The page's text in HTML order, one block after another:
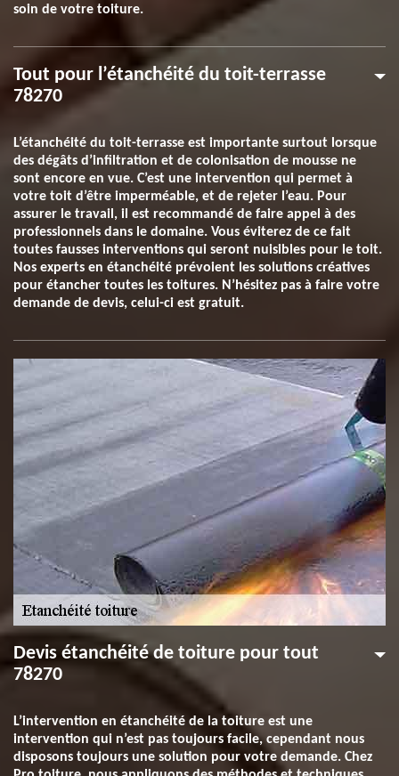
soin de votre toiture.
Tout pour l’étanchéité du toit-terrasse
78270
L’étanchéité du toit-terrasse est importante surtout lorsque
des dégâts d’infiltration et de colonisation de mousse ne
sont encore en vue. C’est une intervention qui permet à
votre toit d’être imperméable, et de rejeter l’eau. Pour
assurer le travail, il est recommandé de faire appel à des
professionnels dans le domaine. Vous éviterez de ce fait
toutes fausses interventions qui seront nuisibles pour le toit.
Nos experts en étanchéité prévoient les solutions créatives
pour étancher toutes les toitures. N’hésitez pas à faire votre
demande de devis, celui-ci est gratuit.
Devis étanchéité de toiture pour tout
78270
L’intervention en étanchéité de la toiture est une
intervention qui n’est pas toujours facile, cependant nous
disposons toujours une solution pour votre demande. Chez